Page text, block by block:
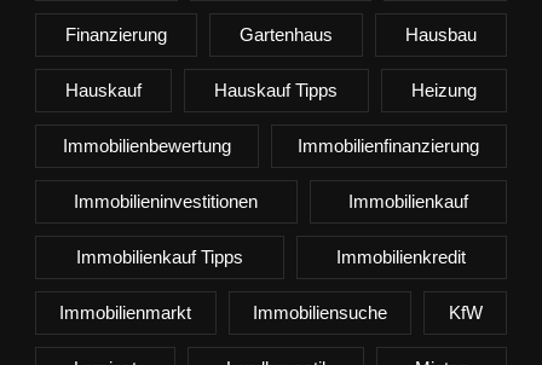
Finanzierung Gartenhaus Hausbau
Hauskauf Hauskauf Tipps Heizung
Immobilienbewertung Immobilienfinanzierung
Immobilieninvestitionen Immobilienkauf
Immobilienkauf Tipps Immobilienkredit
Immobilienmarkt Immobiliensuche KfW